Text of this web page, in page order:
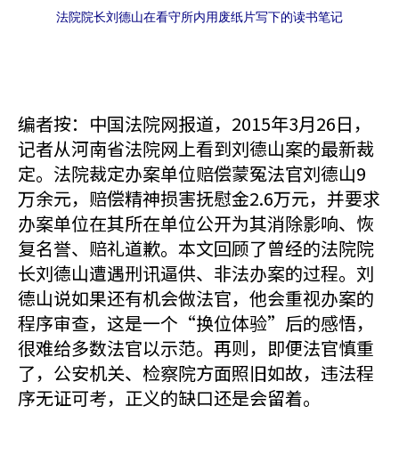
法院院长刘德山在看守所内用废纸片写下的读书笔记
编者按：中国法院网报道，2015年3月26日，
记者从河南省法院网上看到刘德山案的最新裁
定。法院裁定办案单位赔偿蒙冤法官刘德山9
万余元，赔偿精神损害抚慰金2.6万元，并要求
办案单位在其所在单位公开为其消除影响、恢
复名誉、赔礼道歉。本文回顾了曾经的法院院
长刘德山遭遇刑讯逼供、非法办案的过程。刘
德山说如果还有机会做法官，他会重视办案的
程序审查，这是一个“换位体验”后的感悟，
很难给多数法官以示范。再则，即便法官慎重
了，公安机关、检察院方面照旧如故，违法程
序无证可考，正义的缺口还是会留着。